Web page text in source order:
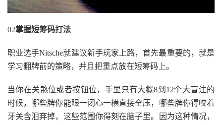
02掌握短筹码打法
职业选手Nitsche就建议新手玩家上路，首先最重要的，就是
学习翻牌前的策略，并且把重点放在短筹码上。
当你在关煞位或者按钮位，手里只有大概8到12个大盲注的
时候，哪些牌你能眼一闭心一横直接全压，哪些牌你得咬着
牙关含泪弃掉，这些范围你得刻在脑子里。因为这种情况，